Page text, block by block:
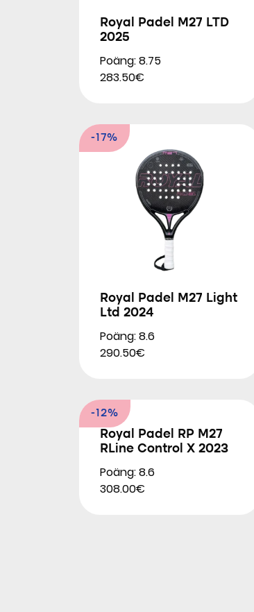
Royal Padel M27 LTD
2025
Poäng: 8.75
283.50€
-17%
Royal Padel M27 Light
Ltd 2024
Poäng: 8.6
290.50€
-12%
Royal Padel RP M27
RLine Control X 2023
Poäng: 8.6
308.00€